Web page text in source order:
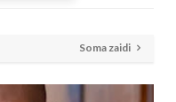
Soma zaidi